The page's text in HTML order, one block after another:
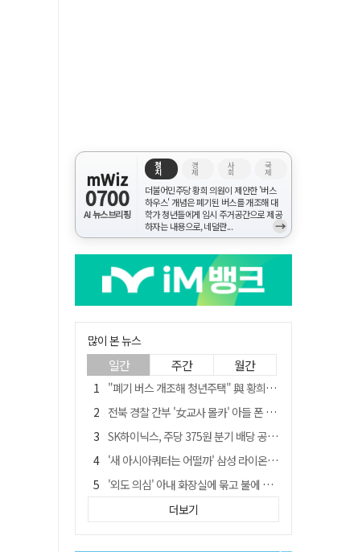
mWiz
0700
AI 뉴스브리핑
정
치
경
제
사
회
국
제
더불어민주당 황희 의원이 제안한 '버스
하우스' 개념은 폐기된 버스를 개조해 대
학가 청년들에게 임시 주거공간으로 제공
하자는 내용으로, 네덜란...
→
많이 본 뉴스
일간 주간 월간
"폐기 버스 개조해 청년주택" 與 황희…'딸 학비는 年 4200만원'
전북 경찰 간부 '女교사 몰카' 아들 폰 부수고…"처벌 못하는 사안" 내부망에 글
SK하이닉스, 주당 375원 분기 배당 공시…"3분기 중 주주환원 방안 확정"
'새 아시아쿼터는 어떨까' 삼성 라이온즈, 새 얼굴 투수 미야모리 영입
'외도 의심' 아내 화장실에 묶고 불에 달군 공구로 고문…남편 검거
박권현 청도군수, '햇빛 연금 사업' 공약 시동걸어
더보기